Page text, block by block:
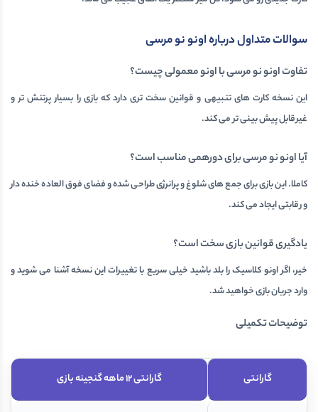
سوالات متداول درباره اونو نو مرسی
تفاوت اونو نو مرسی با اونو معمولی چیست؟
این نسخه کارت های تنبیهی و قوانین سخت تری دارد که بازی را بسیار پرتنش تر و
غیرقابل پیش بینی تر می کند.
آیا اونو نو مرسی برای دورهمی مناسب است؟
کاملا. این بازی برای جمع های شلوغ و پرانرژی طراحی شده و فضای فوق العاده خنده دار
و رقابتی ایجاد می کند.
یادگیری قوانین بازی سخت است؟
خیر، اگر اونو کلاسیک را بلد باشید خیلی سریع با تغییرات این نسخه آشنا می شوید و
وارد جریان بازی خواهید شد.
توضیحات تکمیلی
گارانتی گارانتی 12 ماهه گنجینه بازی